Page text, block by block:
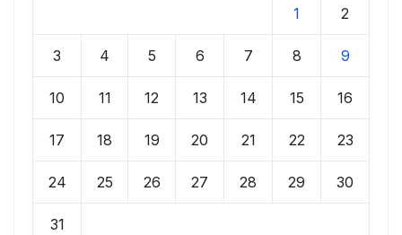
1 2
3 4 5 6 7 8 9
10 11 12 13 14 15 16
17 18 19 20 21 22 23
24 25 26 27 28 29 30
31